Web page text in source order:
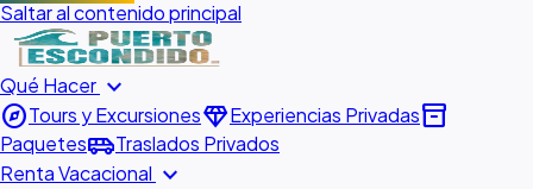
Saltar al contenido principal
Qué Hacer expand_more
exploreTours y ExcursionesdiamondExperiencias Privadasinventory_2
Paquetesairport_shuttleTraslados Privados
Renta Vacacional expand_more